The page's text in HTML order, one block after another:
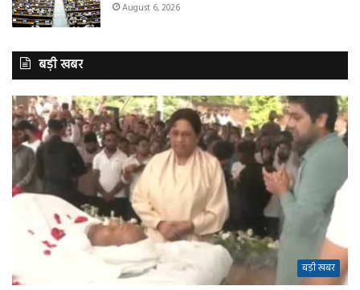
August 6, 2026
बड़ी खबर
बड़ी खबर